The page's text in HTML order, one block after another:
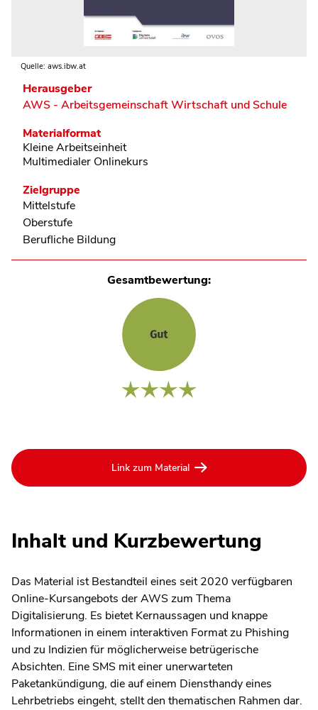
Quelle: aws.ibw.at
Herausgeber
AWS - Arbeitsgemeinschaft Wirtschaft und Schule
Materialformat
Kleine Arbeitseinheit
Multimedialer Onlinekurs
Zielgruppe
Mittelstufe
Oberstufe
Berufliche Bildung
Gesamtbewertung:
Link zum Material
Inhalt und Kurzbewertung
Das Material ist Bestandteil eines seit 2020 verfügbaren
Online-Kursangebots der AWS zum Thema
Digitalisierung. Es bietet Kernaussagen und knappe
Informationen in einem interaktiven Format zu Phishing
und zu Indizien für möglicherweise betrügerische
Absichten. Eine SMS mit einer unerwarteten
Paketankündigung, die auf einem Diensthandy eines
Lehrbetriebs eingeht, stellt den thematischen Rahmen dar.